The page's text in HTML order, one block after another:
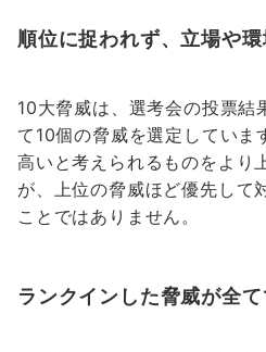
順位に捉われず、立場や
10大脅威は、選考会の投票結
て10個の脅威を選定していま
高いと考えられるものをより
が、上位の脅威ほど優先して
ことではありません。
ランクインした脅威が全